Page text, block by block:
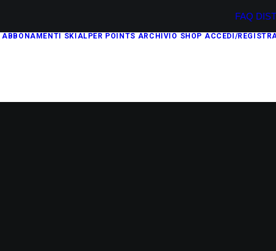
FAQ
ABBONAMENTI SKIALPER POINTS ARCHIVIO SHOP ACCEDI/